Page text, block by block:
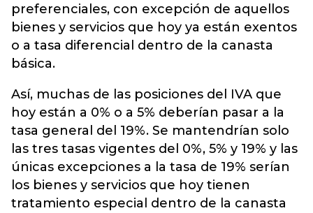
preferenciales, con excepción de aquellos
bienes y servicios que hoy ya están exentos
o a tasa diferencial dentro de la canasta
básica.
Así, muchas de las posiciones del IVA que
hoy están a 0% o a 5% deberían pasar a la
tasa general del 19%. Se mantendrían solo
las tres tasas vigentes del 0%, 5% y 19% y las
únicas excepciones a la tasa de 19% serían
los bienes y servicios que hoy tienen
tratamiento especial dentro de la canasta